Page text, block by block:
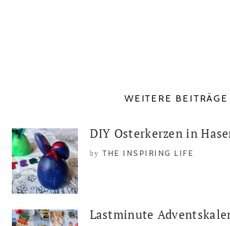
WEITERE BEITRÄGE
DIY Osterkerzen in
by THE INSPIRING LIFE
Lastminute